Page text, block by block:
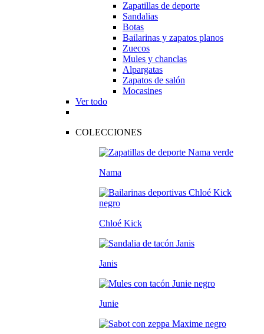
Zapatillas de deporte
Sandalias
Botas
Bailarinas y zapatos planos
Zuecos
Mules y chanclas
Alpargatas
Zapatos de salón
Mocasines
Ver todo
COLECCIONES
Nama
Chloé Kick
Janis
Junie